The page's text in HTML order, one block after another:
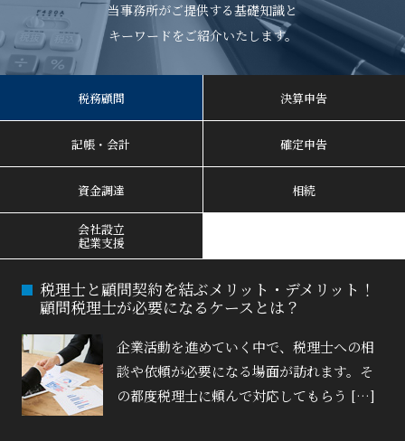
当事務所がご提供する基礎知識と
キーワードをご紹介いたします。
税務顧問 決算申告
記帳・会計 確定申告
資金調達 相続
会社設立
起業支援
税理士と顧問契約を結ぶメリット・デメリット！
顧問税理士が必要になるケースとは？
企業活動を進めていく中で、税理士への相
談や依頼が必要になる場面が訪れます。そ
の都度税理士に頼んで対応してもらう […]